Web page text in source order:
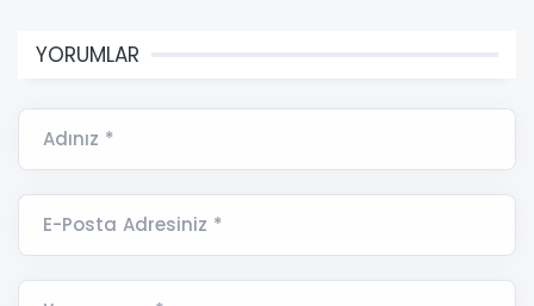
YORUMLAR
Adınız *
E-Posta Adresiniz *